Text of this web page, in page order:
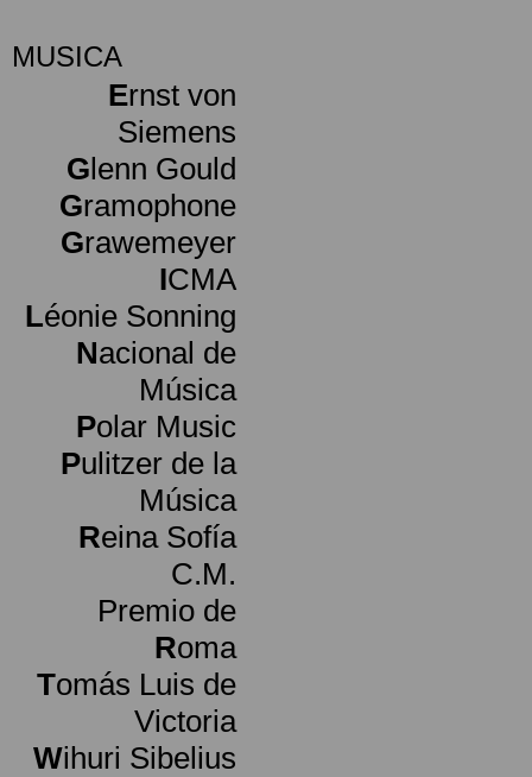
MUSICA
Ernst von
Siemens
Glenn Gould
Gramophone
Grawemeyer
ICMA
Léonie Sonning
Nacional de
Música
Polar Music
Pulitzer de la
Música
Reina Sofía
C.M.
Premio de
Roma
Tomás Luis de
Victoria
Wihuri Sibelius